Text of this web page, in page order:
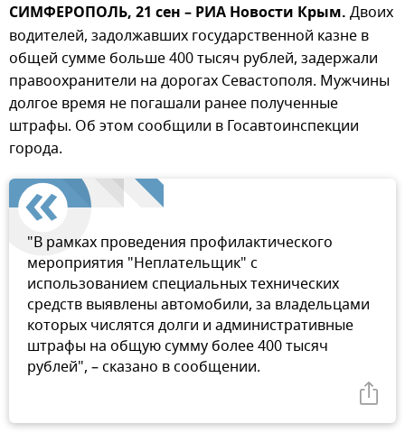
СИМФЕРОПОЛЬ, 21 сен – РИА Новости Крым. Двоих
водителей, задолжавших государственной казне в
общей сумме больше 400 тысяч рублей, задержали
правоохранители на дорогах Севастополя. Мужчины
долгое время не погашали ранее полученные
штрафы. Об этом сообщили в Госавтоинспекции
города.
"В рамках проведения профилактического
мероприятия "Неплательщик" с
использованием специальных технических
средств выявлены автомобили, за владельцами
которых числятся долги и административные
штрафы на общую сумму более 400 тысяч
рублей", – сказано в сообщении.